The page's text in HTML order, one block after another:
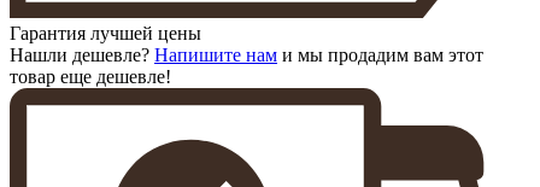
Гарантия лучшей цены
Нашли дешевле? Напишите нам и мы продадим вам этот
товар еще дешевле!